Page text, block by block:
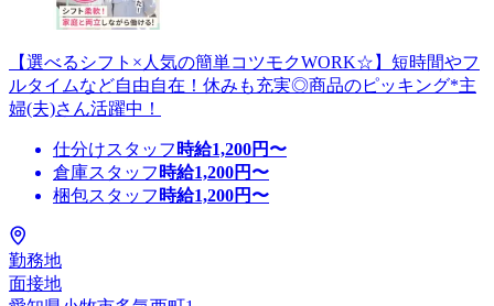
【選べるシフト×人気の簡単コツモクWORK☆】短時間やフ
ルタイムなど自由自在！休みも充実◎商品のピッキング*主
婦(夫)さん活躍中！
仕分けスタッフ 時給1,200円〜
倉庫スタッフ 時給1,200円〜
梱包スタッフ 時給1,200円〜
勤務地
面接地